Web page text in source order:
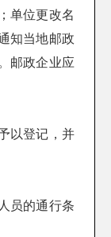
单位更改名
知当地邮政
邮政企业应
以登记，并
员的通行条